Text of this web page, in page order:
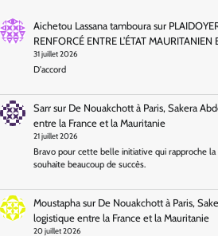
Aichetou Lassana tambourasur
RENFORCÉ ENTRE L’ÉTAT
31 juillet 2026
D'accord
Sarrsur De Nouakchott à Paris, Sakera
entre la France et la Mauritanie
21 juillet 2026
Bravo pour cette belle initiative qui rapproche la
souhaite beaucoup de succès.
Moustaphasur De Nouakchott à Paris,
logistique entre la France et la Mauritanie
20 juillet 2026